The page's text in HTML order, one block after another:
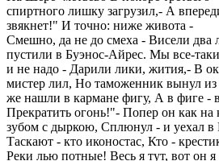
спиртного лишку загрузил,- А
звякнет!" И точно: ниже живота -
Смешно, да не до смеха - Висели два
пустили в Буэнос-Айрес. Мы все-
и не надо - Дарили лики, жития,- В
мистер лил, Но таможенник вынул
же нашли в кармане фигу, А в фиге -
Прекратить огонь!"- Попер он как
зубом с дыркою, Сплюнул - и уехал в
Таскают - кто иконостас, Кто -
Реки лью потные! Весь я тут, вот он